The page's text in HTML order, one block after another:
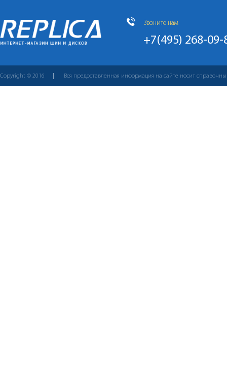
Звоните нам
+7(495) 268-09-
Copyright © 2016 Вся предоставленная информация на сайте носит